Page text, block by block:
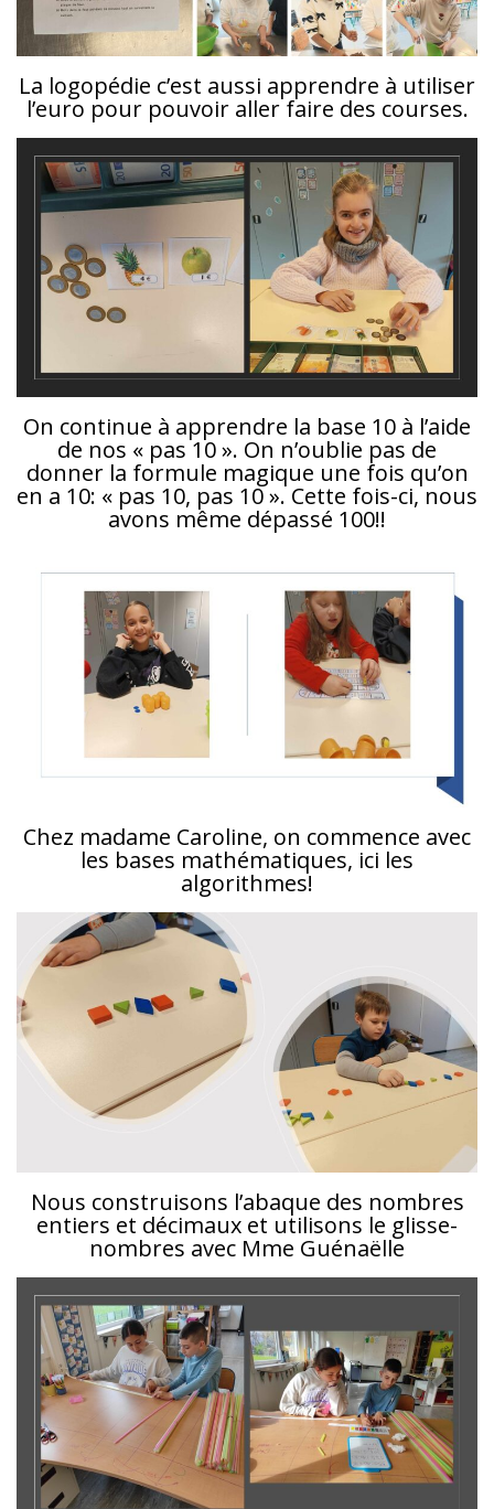
La logopédie c’est aussi apprendre à utiliser
l’euro pour pouvoir aller faire des courses.
On continue à apprendre la base 10 à l’aide
de nos « pas 10 ». On n’oublie pas de
donner la formule magique une fois qu’on
en a 10: « pas 10, pas 10 ». Cette fois-ci, nous
avons même dépassé 100!!
Chez madame Caroline, on commence avec
les bases mathématiques, ici les
algorithmes!
Nous construisons l’abaque des nombres
entiers et décimaux et utilisons le glisse-
nombres avec Mme Guénaëlle